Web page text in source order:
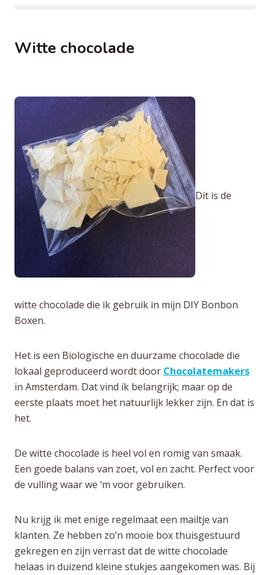
Witte chocolade
Dit is de
witte chocolade die ik gebruik in mijn DIY Bonbon
Boxen.
Het is een Biologische en duurzame chocolade die
lokaal geproduceerd wordt door Chocolatemakers
in Amsterdam. Dat vind ik belangrijk; maar op de
eerste plaats moet het natuurlijk lekker zijn. En dat is
het.
De witte chocolade is heel vol en romig van smaak.
Een goede balans van zoet, vol en zacht. Perfect voor
de vulling waar we ‘m voor gebruiken.
Nu krijg ik met enige regelmaat een mailtje van
klanten. Ze hebben zo’n mooie box thuisgestuurd
gekregen en zijn verrast dat de witte chocolade
helaas in duizend kleine stukjes aangekomen was. Bij